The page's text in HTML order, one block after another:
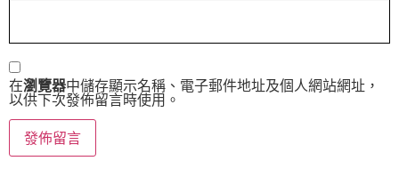
在瀏覽器中儲存顯示名稱、電子郵件地址及個人網站網址，
以供下次發佈留言時使用。